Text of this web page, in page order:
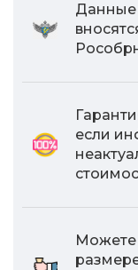
Данные
если
Можете